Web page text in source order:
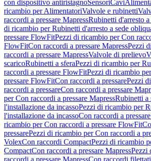
con dispositivo antiristagnoSensoriCavi
ricambio per AlimentatoriValvole e rubinetti
raccordi a pressare MapressRubinetti d'arresto
di ricambio per Rubinetti d'arresto a sede
pressare FlowFitPezzi di ricambio per Con
FlowFitCon raccordi a pressare MapressPezzi
raccordi a pressare MapressValvole di prelievo
scaricoRubinetti a sferaPezzi di ricambio per
raccordi a pressare FlowFitPezzi di ricambio
pressare FlowFitCon raccordi a pressarePezzi
raccordi a pressareCon raccordi a pressare
per Con raccordi a pressare MapressRubinetti a
l'installazione da incassoPezzi di ricambio per
l'installazione da incassoCon raccordi a
ricambio per Con raccordi a pressare FlowFit
pressarePezzi di ricambio per Con raccordi a
VolexCon raccordi CompactPezzi di ricambio
CompactCon raccordi a pressare MapressPezzi
raccordi a pressare MapressCon raccordi filettati